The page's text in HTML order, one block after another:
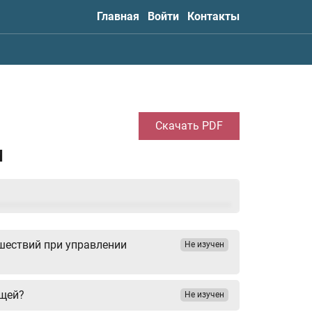
Главная Войти Контакты
Скачать PDF
при управлении
Не изучен
Не изучен